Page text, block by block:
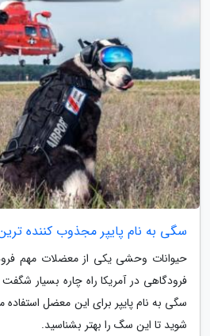
سگی به نام پایپر مجذوب کننده ترین
حیوانات وحشی یکی از معضلات مهم
فرودگاهی در آمریکا راه چاره بسیار
سگی به نام پایپر برای این معضل استفاده
شوید تا این سگ را بهتر بشناسید.